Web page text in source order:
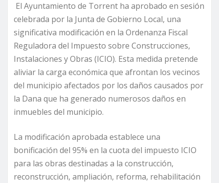
El Ayuntamiento de Torrent ha aprobado en sesión
celebrada por la Junta de Gobierno Local, una
significativa modificación en la Ordenanza Fiscal
Reguladora del Impuesto sobre Construcciones,
Instalaciones y Obras (ICIO). Esta medida pretende
aliviar la carga económica que afrontan los vecinos
del municipio afectados por los daños causados por
la Dana que ha generado numerosos daños en
inmuebles del municipio.
La modificación aprobada establece una
bonificación del 95% en la cuota del impuesto ICIO
para las obras destinadas a la construcción,
reconstrucción, ampliación, reforma, rehabilitación